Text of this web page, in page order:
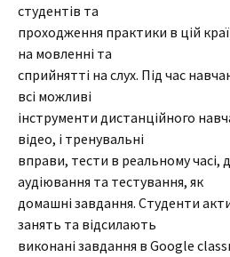
студентів та
проходження практики в цій
на мовленні та
сприйнятті на слух. Під час
всі можливі
інструменти дистанційного
відео, і тренувальні
вправи, тести в реальному часі,
аудіювання та тестування, як
домашні завдання. Студенти
занять та відсилають
виконані завдання в Google